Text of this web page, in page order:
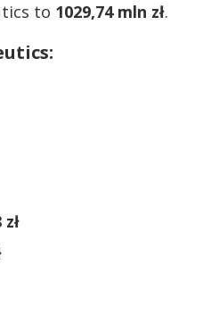
to 1029,74 mln zł.
zł